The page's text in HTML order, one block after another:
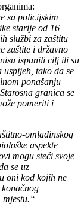
sa policijskim
starije od 16
službi za zaštitu
zaštite i državno
ispunili cilj ili su
uspijeh, tako da se
ponašanju
granica se
pomeriti i
omladinskog
aspekte
mogu steći svoje
se uz
oni kod kojih ne
mjestu.“